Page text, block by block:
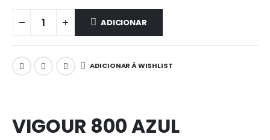
ADICIONAR
ADICIONAR À WISHLIST
VIGOUR 800 AZUL